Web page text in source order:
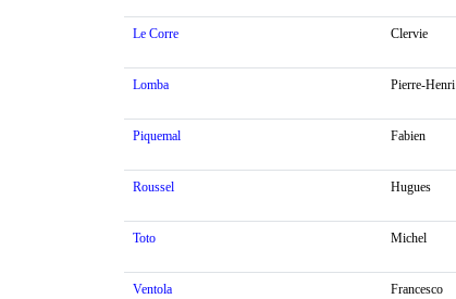
Le Corre Clervie
Lomba Pierre-Henri
Piquemal Fabien
Roussel Hugues
Toto Michel
Ventola Francesco